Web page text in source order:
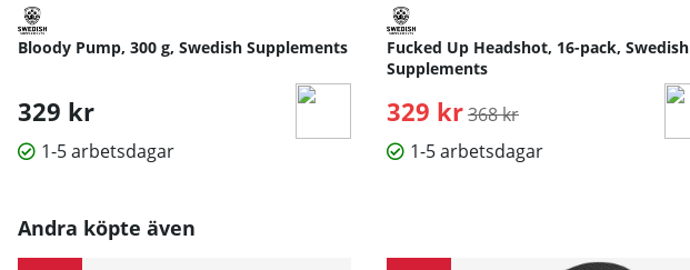
Bloody Pump, 300 g, Swedish Supplements
329 kr
1-5 arbetsdagar
Fucked Up Headshot, 16-pack, Swedish
Supplements
329 kr Ordinarie pris:
368 kr
1-5 arbetsdagar
Andra köpte även